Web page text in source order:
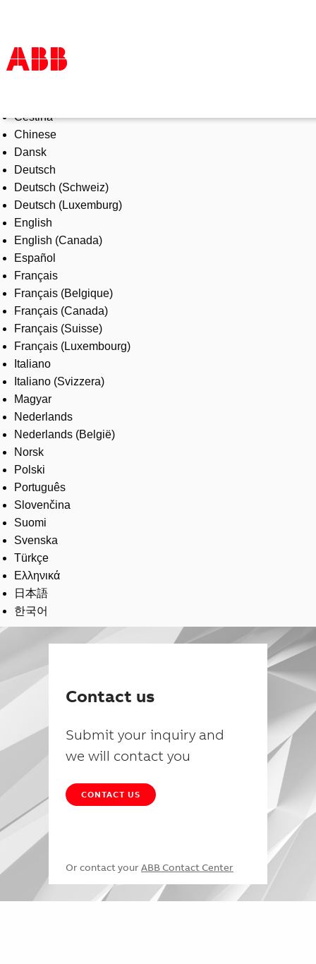
Products & Solutions
Industries
Services
About us
Where to buy
Contact us
Careers
Čeština
Chinese
Dansk
Deutsch
Deutsch (Schweiz)
Deutsch (Luxemburg)
English
English (Canada)
Español
Français
Français (Belgique)
Français (Canada)
Français (Suisse)
Français (Luxembourg)
Italiano
Italiano (Svizzera)
Magyar
Nederlands
Nederlands (België)
Norsk
Polski
Português
Slovenčina
Suomi
Svenska
Türkçe
Ελληνικά
日本語
한국어
Contact us
Submit your inquiry and
we will contact you
CONTACT US
Or contact your ABB Contact Center